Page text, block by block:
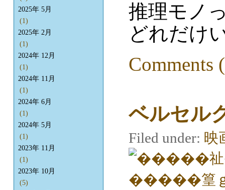
推理モノ
どれだけ
Comments
ベルセル
Filed under: 映
2025年 5月
(1)
2025年 2月
(1)
2024年 12月
(1)
2024年 11月
(1)
2024年 6月
(1)
2024年 5月
(1)
2023年 11月
(1)
2023年 10月
(5)